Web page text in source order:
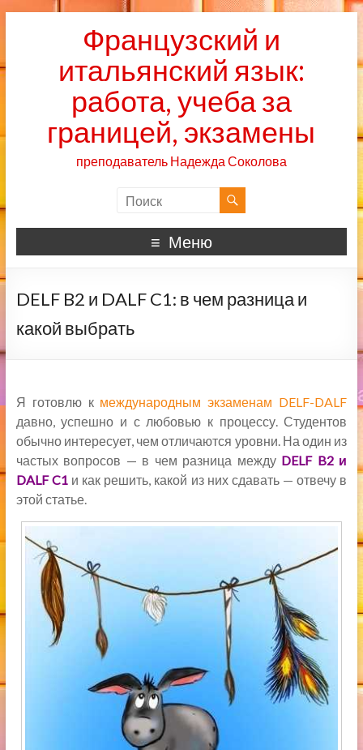
Французский и
итальянский язык:
работа, учеба за
границей, экзамены
преподаватель Надежда Соколова
Меню
DELF B2 и DALF C1: в чем разница и
какой выбрать
Я готовлю к международным экзаменам DELF-DALF
давно, успешно и с любовью к процессу. Студентов
обычно интересует, чем отличаются уровни. На один из
частых вопросов — в чем разница между DELF B2 и
DALF C1 и как решить, какой из них сдавать — отвечу в
этой статье.